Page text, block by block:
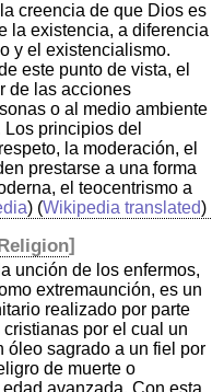
creencia de que Dios es
la existencia, a diferencia
y el existencialismo.
este punto de vista, el
de las acciones
o al medio ambiente
principios del
la moderación, el
prestarse a una forma
el teocentrismo a
) (Wikipedia translated)
]
unción de los enfermos,
extremaunción, es un
realizado por parte
por el cual un
óleo sagrado a un fiel por
de muerte o